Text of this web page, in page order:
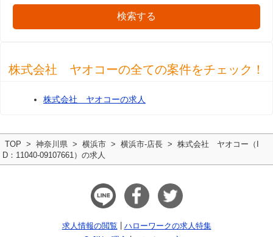
検索する
株式会社 ヤオコーの全ての案件をチェック！
株式会社 ヤオコーの求人
TOP 神奈川県 横浜市 横浜市-店長
株式会社 ヤオコー（I
D：11040-09107661）の求人
求人情報の閲覧
ハローワークの求人特集